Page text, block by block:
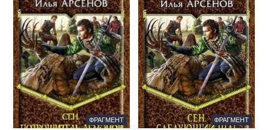
ФРАГМЕНТ ФРАГМЕНТ